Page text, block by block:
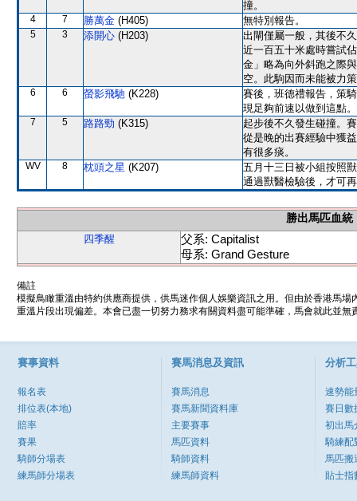
撞。
4 7 勝萬金 (H405) 無特別報告。
5 3 添開心 (H203)
出閘僅屬一般，其後不
近一百五十米處時嘗試
金」略為向外斜跑之際
空。此駒因而未能被力
6 6 螢影飛馳 (K228)
賽後，班德禮報告，策
現足夠前速以做到這點。
7 5 路路勁 (K315)
起步後不久發生碰撞。
從是晚的出賽經驗中獲
有很多痰。
WV 8 枕頭之星 (K207)
五月十三日被小組按照
通過獸醫檢驗後，才可
勝出馬匹血統
四季醒
父系: Capitalist
母系: Grand Gesture
備註
模擬鳥瞰重溫由特約供應商提供，供馬迷作個人娛樂資訊之用。但由於香港馬
重溫片段出現偏差。本會已盡一切努力務求有關資料盡可能準確，馬會就此並
賽事資料
報名表
排位表(本地)
賠率
賽果
騎師分場表
練馬師分場表
賽馬消息及資訊
賽馬消息
賽馬新聞資料庫
主要賽事
馬匹資料
騎師資料
練馬師資料
分析
速勢能
賽日數
初出馬
騎練配
馬匹搬
貼士指